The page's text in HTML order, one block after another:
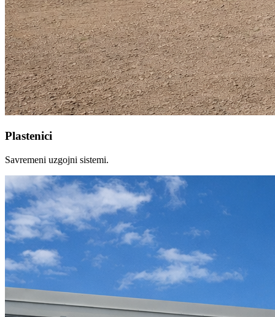
Plastenici
Savremeni uzgojni sistemi.